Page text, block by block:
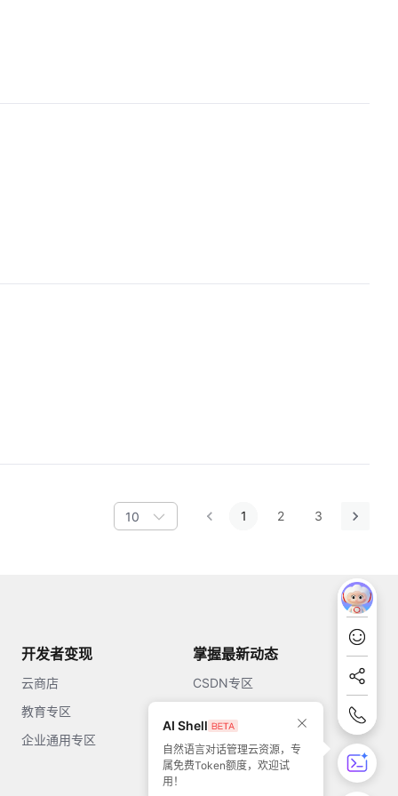
10 1 2 3
开发者变现
云商店
教育专区
企业通用专区
掌握最新动态
CSDN专区
51CTO
AI Shell
自然语言对话管理云资源，专
属免费Token额度，欢迎试
用！